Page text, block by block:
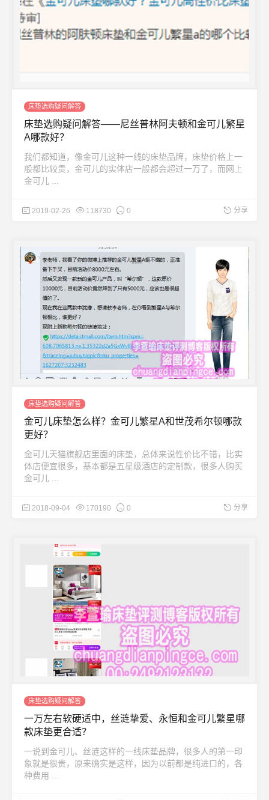
床垫选购疑问解答
床垫选购疑问解答——尼丝普林阿夫顿和金可儿繁星
A哪款好？
我们都知道，像金可儿这种一线的床垫品牌，床垫价格上一
般都比较贵，金可儿的实体店一般都会超过一万了，而网上
金可儿 ...
2019-02-26 118730 0 分享
床垫选购疑问解答
金可儿床垫怎么样？金可儿繁星A和世茂希尔顿哪款
更好？
金可儿天猫旗舰店里面的床垫，总体来说性价比不错，比实
体店便宜很多，基本都是五星级酒店的定制款，很多人购买
金可儿 ...
2018-09-04 170190 0 分享
床垫选购疑问解答
一万左右软硬适中，丝涟挚爱、永恒和金可儿繁星哪
款床垫更合适？
一说到金可儿、丝涟这样的一线床垫品牌，很多人的第一印
象就是很贵，原来确实是这样，因为以前都是纯进口的，各
种费用 ...